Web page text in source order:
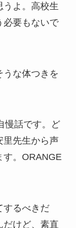
うよ。高校生
必要もないで
な体つきを
慢話です。ど
里先生から声
す。ORANGE
するべきだ
だけど、素直